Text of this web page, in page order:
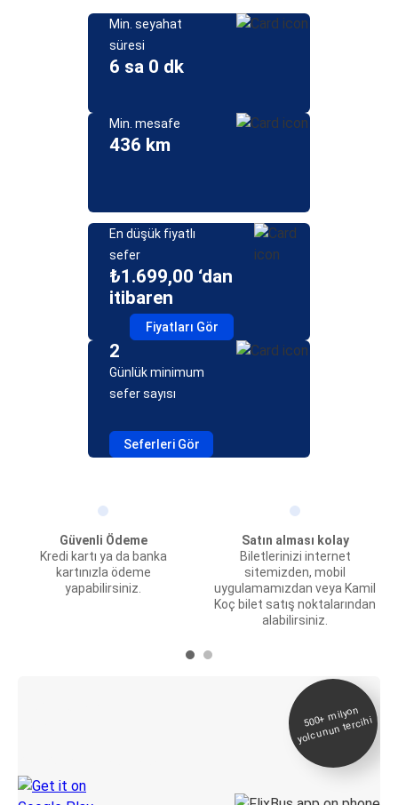
Min. seyahat
süresi
6 sa 0 dk
Min. mesafe
436 km
En düşük fiyatlı
sefer
₺1.699,00 ‘dan
itibaren
Fiyatları Gör
2
Günlük minimum
sefer sayısı
Seferleri Gör
Güvenli Ödeme
Kredi kartı ya da banka
kartınızla ödeme
yapabilirsiniz.
Satın alması kolay
Biletlerinizi internet
sitemizden, mobil
uygulamamızdan veya Kamil
Koç bilet satış noktalarından
alabilirsiniz.
500+
milyon
yolcunun tercihi